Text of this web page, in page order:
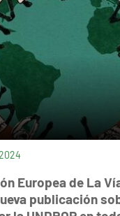
Europea de La
publicación